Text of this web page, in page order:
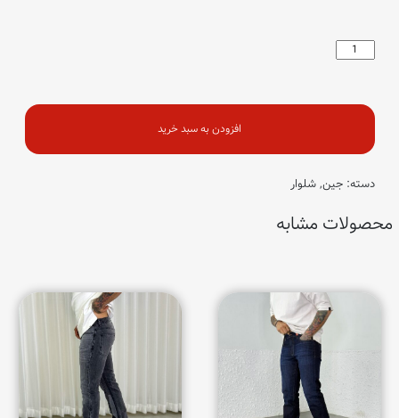
شلوار
استرایت
افزودن به سبد خرید
دسته:جین,شلوار
محصولات مشابه